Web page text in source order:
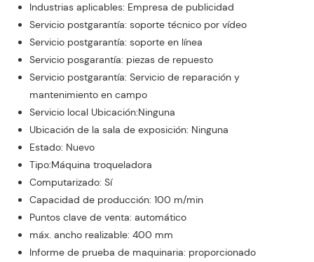
Industrias aplicables: Empresa de publicidad
Servicio postgarantía: soporte técnico por vídeo
Servicio postgarantía: soporte en línea
Servicio posgarantía: piezas de repuesto
Servicio postgarantía: Servicio de reparación y
mantenimiento en campo
Servicio local Ubicación:Ninguna
Ubicación de la sala de exposición: Ninguna
Estado: Nuevo
Tipo:Máquina troqueladora
Computarizado: Sí
Capacidad de producción: 100 m/min
Puntos clave de venta: automático
máx. ancho realizable: 400 mm
Informe de prueba de maquinaria: proporcionado